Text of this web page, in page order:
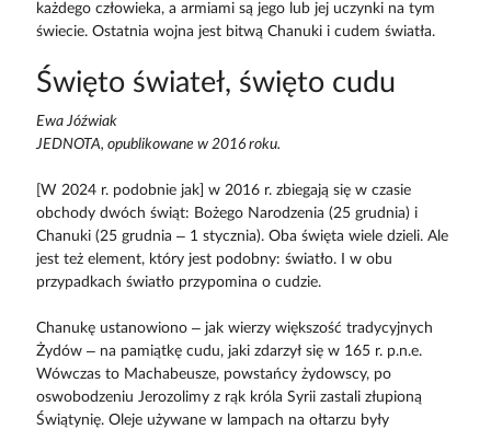
każdego człowieka, a armiami są jego lub jej uczynki na tym
świecie. Ostatnia wojna jest bitwą Chanuki i cudem światła.
Święto świateł, święto cudu
Ewa Jóźwiak
JEDNOTA, opublikowane w 2016 roku.
[W 2024 r. podobnie jak] w 2016 r. zbiegają się w czasie
obchody dwóch świąt: Bożego Narodzenia (25 grudnia) i
Chanuki (25 grudnia – 1 stycznia). Oba święta wiele dzieli. Ale
jest też element, który jest podobny: światło. I w obu
przypadkach światło przypomina o cudzie.
Chanukę ustanowiono – jak wierzy większość tradycyjnych
Żydów – na pamiątkę cudu, jaki zdarzył się w 165 r. p.n.e.
Wówczas to Machabeusze, powstańcy żydowscy, po
oswobodzeniu Jerozolimy z rąk króla Syrii zastali złupioną
Świątynię. Oleje używane w lampach na ołtarzu były